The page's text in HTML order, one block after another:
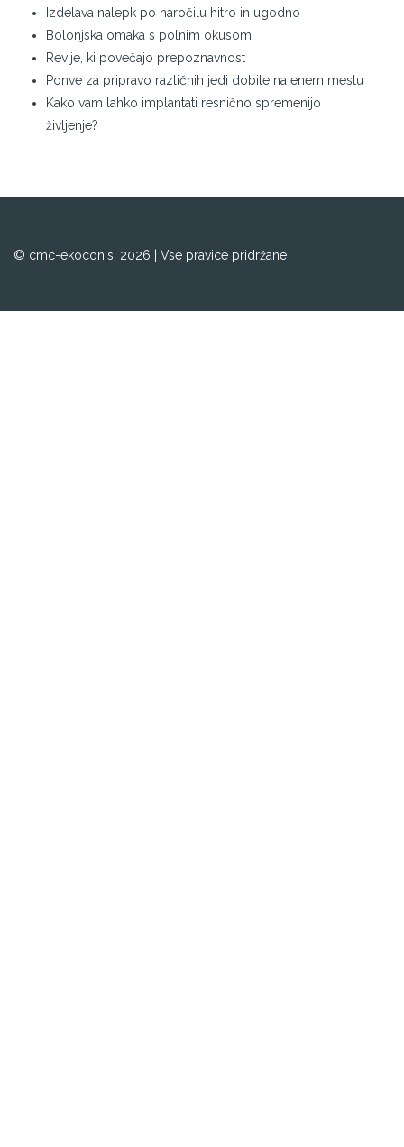
Izdelava nalepk po naročilu hitro in ugodno
Bolonjska omaka s polnim okusom
Revije, ki povečajo prepoznavnost
Ponve za pripravo različnih jedi dobite na enem mestu
Kako vam lahko implantati resnično spremenijo
življenje?
© cmc-ekocon.si 2026 | Vse pravice pridržane